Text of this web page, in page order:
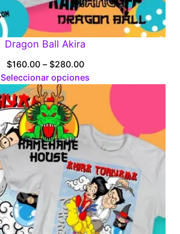
Dragon Ball Akira
$160.00 – $280.00Price
range:
$160.00
through
$280.00
Seleccionar opciones